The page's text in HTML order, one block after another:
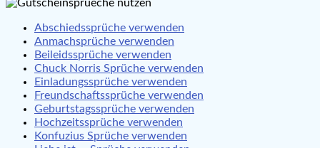
Abschiedssprüche verwenden
Anmachsprüche verwenden
Beileidssprüche verwenden
Chuck Norris Sprüche verwenden
Einladungssprüche verwenden
Freundschaftssprüche verwenden
Geburtstagssprüche verwenden
Hochzeitssprüche verwenden
Konfuzius Sprüche verwenden